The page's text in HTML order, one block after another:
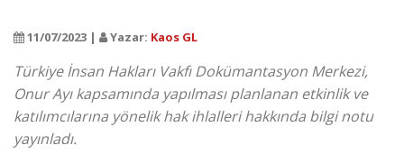
11/07/2023 | Yazar: Kaos GL
Türkiye İnsan Hakları Vakfı Dokümantasyon Merkezi,
Onur Ayı kapsamında yapılması planlanan etkinlik ve
katılımcılarına yönelik hak ihlalleri hakkında bilgi notu
yayınladı.